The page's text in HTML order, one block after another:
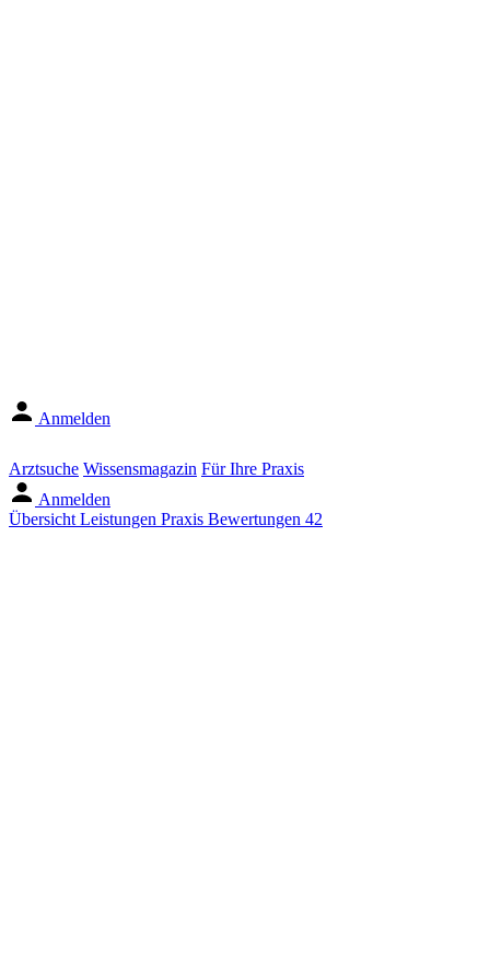
Anmelden
Arztsuche Wissensmagazin Für Ihre Praxis
Anmelden
Übersicht Leistungen Praxis Bewertungen 42